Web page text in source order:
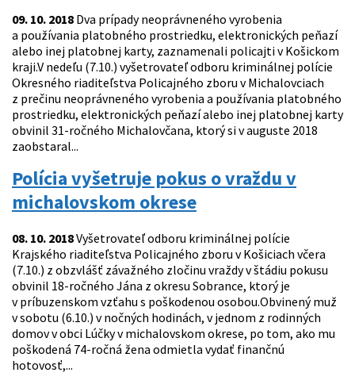
09. 10. 2018 Dva prípady neoprávneného vyrobenia
a používania platobného prostriedku, elektronických peňazí
alebo inej platobnej karty, zaznamenali policajti v Košickom
kraji.V nedeľu (7.10.) vyšetrovateľ odboru kriminálnej polície
Okresného riaditeľstva Policajného zboru v Michalovciach
z prečinu neoprávneného vyrobenia a používania platobného
prostriedku, elektronických peňazí alebo inej platobnej karty
obvinil 31-ročného Michalovčana, ktorý si v auguste 2018
zaobstaral...
Polícia vyšetruje pokus o vraždu v
michalovskom okrese
08. 10. 2018Vyšetrovateľ odboru kriminálnej polície
Krajského riaditeľstva Policajného zboru v Košiciach včera
(7.10.) z obzvlášť závažného zločinu vraždy v štádiu pokusu
obvinil 18-ročného Jána z okresu Sobrance, ktorý je
v príbuzenskom vzťahu s poškodenou osobou.Obvinený muž
v sobotu (6.10.) v nočných hodinách, v jednom z rodinných
domov v obci Lúčky v michalovskom okrese, po tom, ako mu
poškodená 74-ročná žena odmietla vydať finančnú
hotovosť,...